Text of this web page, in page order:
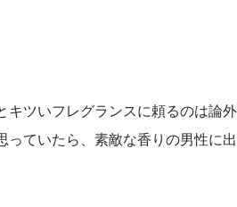
ツいフレグランスに頼るのは論
ていたら、素敵な香りの男性に出